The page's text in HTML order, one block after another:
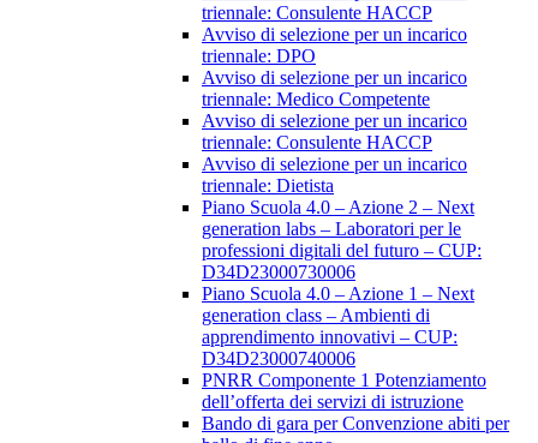
triennale: Consulente HACCP
Avviso di selezione per un incarico
triennale: DPO
Avviso di selezione per un incarico
triennale: Medico Competente
Avviso di selezione per un incarico
triennale: Consulente HACCP
Avviso di selezione per un incarico
triennale: Dietista
Piano Scuola 4.0 – Azione 2 – Next
generation labs – Laboratori per le
professioni digitali del futuro – CUP:
D34D23000730006
Piano Scuola 4.0 – Azione 1 – Next
generation class – Ambienti di
apprendimento innovativi – CUP:
D34D23000740006
PNRR Componente 1 Potenziamento
dell’offerta dei servizi di istruzione
Bando di gara per Convenzione abiti per